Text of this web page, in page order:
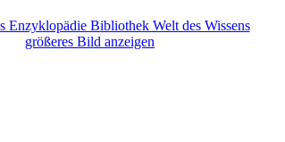
größeres Bild anzeigen